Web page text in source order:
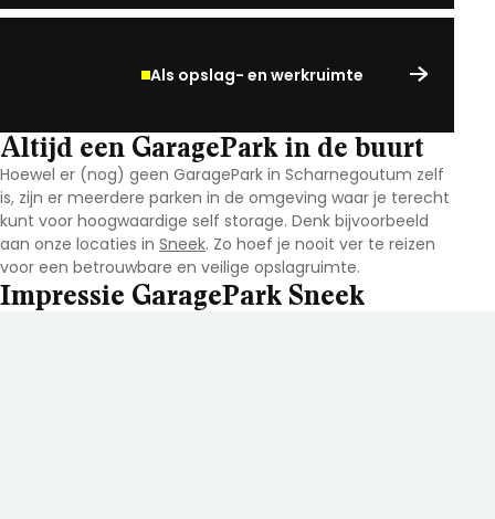
Als opslag- en werkruimte
Altijd een GaragePark in de buurt
Hoewel er (nog) geen GaragePark in Scharnegoutum zelf
is, zijn er meerdere parken in de omgeving waar je terecht
kunt voor hoogwaardige self storage. Denk bijvoorbeeld
aan onze locaties in Sneek. Zo hoef je nooit ver te reizen
voor een betrouwbare en veilige opslagruimte.
Impressie GaragePark Sneek